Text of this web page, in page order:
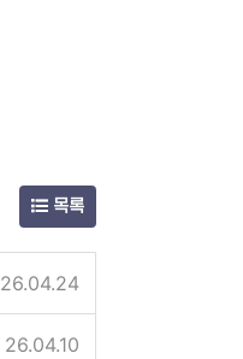
목록
26.04.24
26.04.10